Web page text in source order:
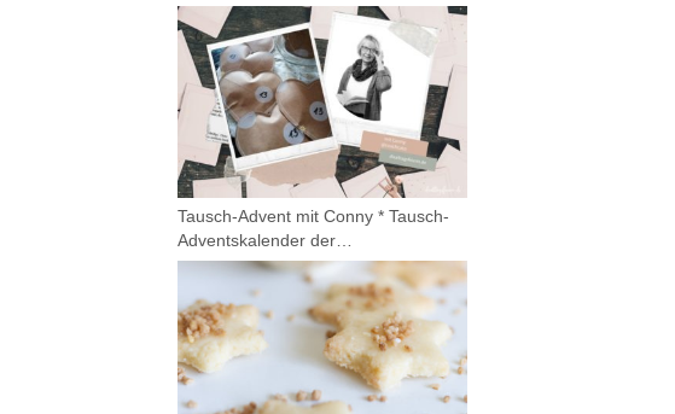
Tausch-Advent mit Conny * Tausch-
Adventskalender der…